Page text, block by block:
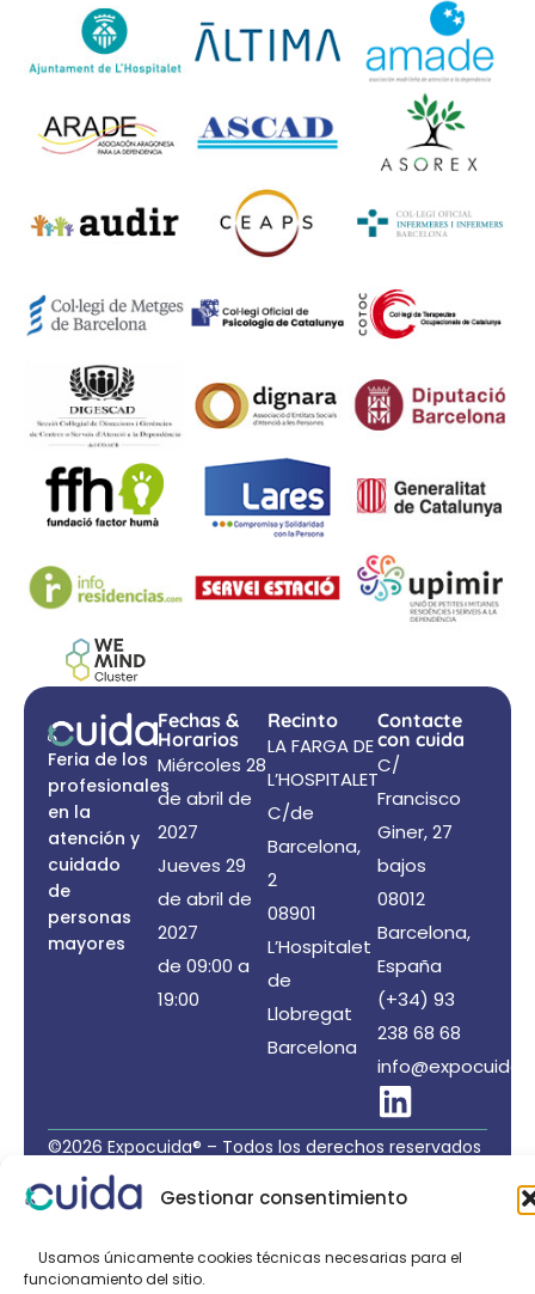
Gestionar consentimiento
Usamos únicamente cookies técnicas necesarias para el
funcionamiento del sitio.
Feria de los
profesionales
en la
atención y
cuidado
de
personas
mayores
Fechas &
Horarios
Miércoles 28
de abril de
2027
Jueves 29
de abril de
2027
de 09:00 a
19:00
Recinto
LA FARGA DE
L’HOSPITALET
C/de
Barcelona,
2
08901
L’Hospitalet
de
Llobregat
Barcelona
Contacte
con cuida
C/
Francisco
Giner, 27
bajos
08012
Barcelona,
España
(+34) 93
238 68 68
©2026 Expocuida® – Todos los derechos reservados
Organiza: PROFEI SL – NIF: B60035490 – Registro
Mercantil: folio 22, tomo 22.184 hoja nºB-32669
Política de Privacidad de Datos
Política de Cookies
/Aviso legal